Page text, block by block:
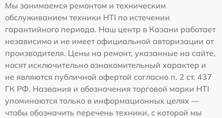
Мы занимаемся ремонтом и техническим
обслуживанием техники HTI по истечении
гарантийного периода. Наш центр в Казани работает
независимо и не имеет официальной авторизации от
производителя. Цены на ремонт, указанные на сайте,
носят исключительно ознакомительный характер и
не являются публичной офертой согласно п. 2 ст. 437
ГК РФ. Названия и обозначения торговой марки HTI
упоминаются только в информационных целях —
чтобы обозначить перечень техники, с которой мы